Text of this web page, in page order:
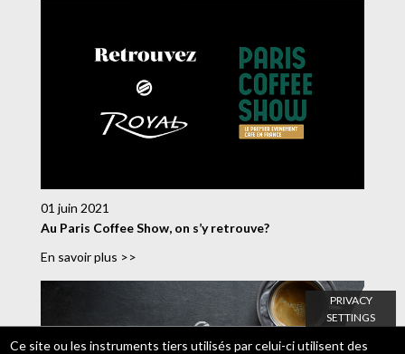
01 juin 2021
Au Paris Coffee Show, on s’y retrouve?
En savoir plus >>
PRIVACY
SETTINGS
Ce site ou les instruments tiers utilisés par celui-ci utilisent des